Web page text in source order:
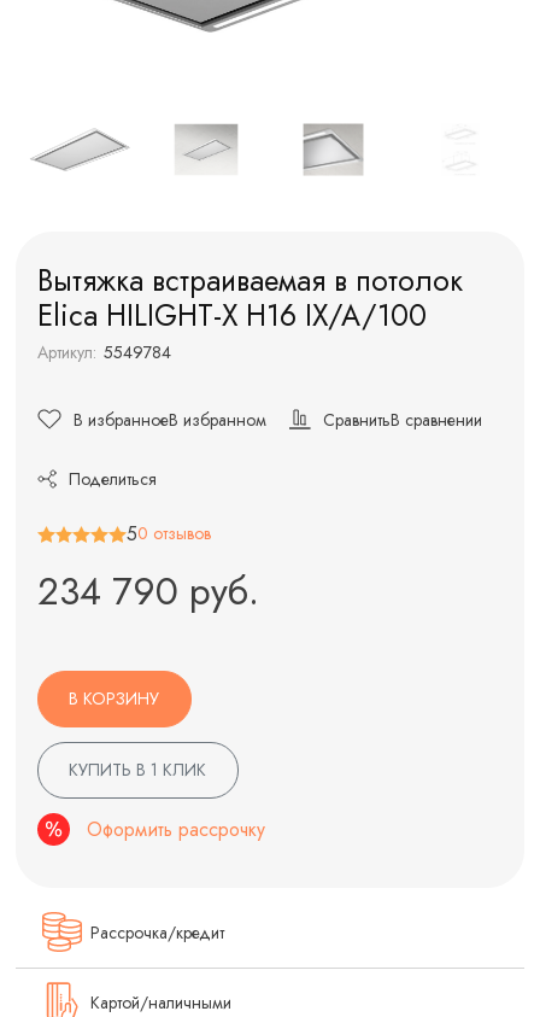
Вытяжка встраиваемая в потолок
Elica HILIGHT-X H16 IX/A/100
Артикул: 5549784
В избранноеВ избранном СравнитьВ сравнении
Поделиться
50 отзывов
234 790 руб.
В КОРЗИНУ
КУПИТЬ В 1 КЛИК
Оформить рассрочку
Рассрочка/кредит
Картой/наличными